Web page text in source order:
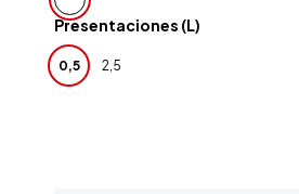
Presentaciones (L)
0,5 2,5